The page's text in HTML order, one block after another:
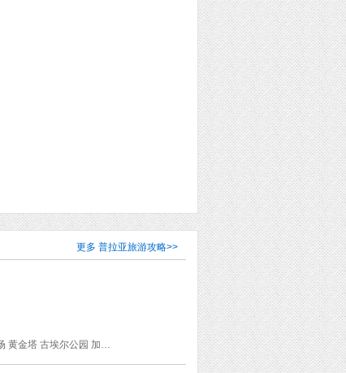
更多 普拉亚旅游攻略>>
古罗马大渡槽 西班牙广场 圣家族大教堂 波盖利亚市场 米拉之家 丽池公园 巴特罗之家 诺坎普球场 黄金塔 古埃尔公园 加泰罗尼亚广场 兰布拉大道 马约尔广场 西贝莱斯广场 东方广场 太阳门广场 阿尔卡拉门 格兰大道 加泰罗尼亚音乐宫 哥特区 马德里王宫 毕加索博物馆 普拉多博物馆 塞维利亚王宫 魔法喷泉 索菲亚王后国家艺术中心博物馆 埃及庙 阿尔卡萨尔城堡 古罗马高架引水渠 Hotel Regina La Paradeta Tapa Tapa Cerveceria Catalana 萨尔瓦多教堂 Taberna Coloniales 瓜达尔基维尔河 圣特尔莫宫 阿方索十三世酒店 玛丽亚·路易莎公园 塞维利亚大教堂 吉拉尔达塔 la abuela冰淇淋店 都市阳伞 阿托查火车站 La Mallorquina 波丁之家 圣米怜教堂 Meson de Candido 圣马丁教堂 塞哥维亚大教堂 塞哥维亚马约尔广场 伯纳乌球场 萨拉曼卡区